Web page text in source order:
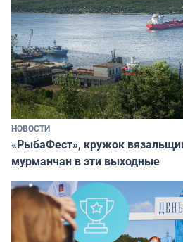
НОВОСТИ
«РыбаФест», кружок
мурманчан в эти выходные